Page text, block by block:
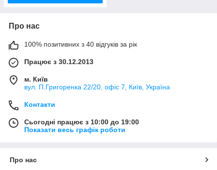
Про нас
100% позитивних з 40 відгуків за рік
Працює з 30.12.2013
м. Київ
вул. П.Григоренка 22/20, офіс 7, Київ, Україна
Контакти
Сьогодні працює з 10:00 до 19:00
Показати весь графік роботи
Про нас